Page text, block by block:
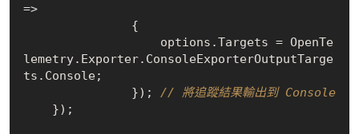
=>
lemetry.Exporter.ConsoleExporterOutputTarge
ts.Console;
               });
// 將追蹤結果輸出到 Console